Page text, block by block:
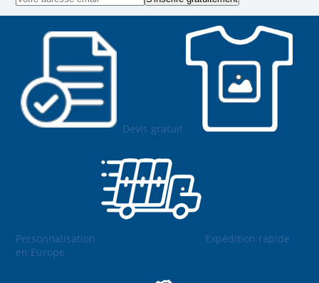
Devis gratuit
Personnalisation
Expédition rapide
en Europe